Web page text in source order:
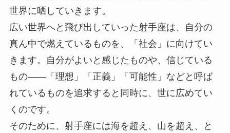
世界に晒していきます。
広い世界へと飛び出していった射手座は、自分の
真ん中で燃えているものを、「社会」に向けてい
きます。自分がよいと感じたものや、信じている
もの――「理想」「正義」「可能性」などと呼ば
れているものを追求すると同時に、世に広めてい
くのです。
そのために、射手座には海を超え、山を超え、と